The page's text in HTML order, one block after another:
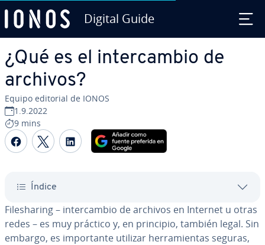
Digital Guide
¿Qué es el in­te­r­ca­m­bio de
archivos?
Equipo editorial de IONOS
1.9.2022
9 mins
Compartir Facebook
Compartir Twitter
Compartir LinkedIn
Índice
Fi­le­sha­ri­ng – in­te­r­ca­m­bio de archivos en Internet u otras
redes – es muy práctico y, en principio, también legal. Sin
embargo, es im­po­r­ta­n­te utilizar he­rra­mie­n­tas seguras,